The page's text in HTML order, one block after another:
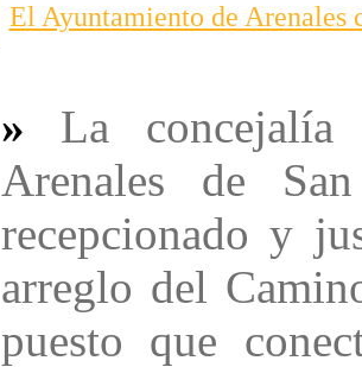
El Ayuntamiento de Arenales
»
La
Arenales de
recepcionado y
arreglo del
puesto que